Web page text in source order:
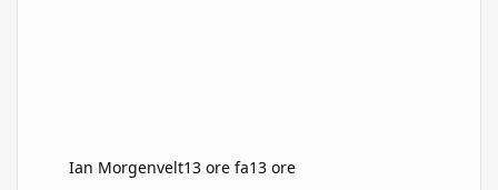
Ian Morgenvelt13 ore fa13 ore